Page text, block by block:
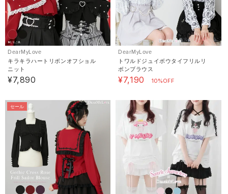
DearMyLove
キラキラハートリボンオフショル
ニット
¥7,890
DearMyLove
トワルドジュイボウタイフリルリ
ボンブラウス
¥7,190 10%OFF
セール